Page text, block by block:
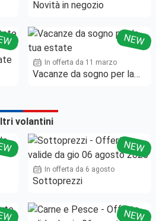
Novità in negozio
NEW
In offerta da 11 marzo
Vacanze da sogno per la
volantini
NEW
In offerta da 6 agosto
Sottoprezzi
NEW